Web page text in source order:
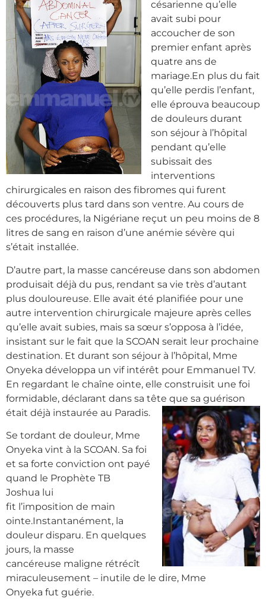
césarienne qu’elle
avait subi pour
accoucher de son
premier enfant après
quatre ans de
mariage.En plus du fait
qu’elle perdis l’enfant,
elle éprouva beaucoup
de douleurs durant
son séjour à l’hôpital
pendant qu’elle
subissait des
interventions
chirurgicales en raison des fibromes qui furent
découverts plus tard dans son ventre. Au cours de
ces procédures, la Nigériane reçut un peu moins de 8
litres de sang en raison d’une anémie sévère qui
s’était installée.
D’autre part, la masse cancéreuse dans son abdomen
produisait déjà du pus, rendant sa vie très d’autant
plus douloureuse. Elle avait été planifiée pour une
autre intervention chirurgicale majeure après celles
qu’elle avait subies, mais sa sœur s’opposa à l’idée,
insistant sur le fait que la SCOAN serait leur prochaine
destination. Et durant son séjour à l’hôpital, Mme
Onyeka développa un vif intérêt pour Emmanuel TV.
En regardant le chaîne ointe, elle construisit une foi
formidable, déclarant dans sa tête que sa guérison
était déjà instaurée au Paradis.
Se tordant de douleur, Mme
Onyeka vint à la SCOAN. Sa foi
et sa forte conviction ont payé
quand le Prophète TB
Joshua lui
fit l’imposition de main
ointe.Instantanément, la
douleur disparu. En quelques
jours, la masse
cancéreuse maligne rétrécît
miraculeusement – inutile de le dire, Mme
Onyeka fut guérie.